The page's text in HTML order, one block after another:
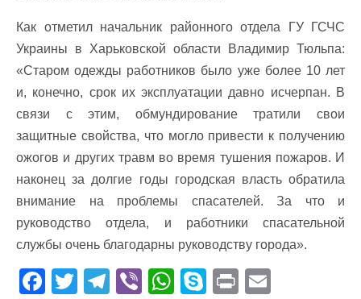
Как отметил начальник районного отдела ГУ ГСЧС
Украины в Харьковской области Владимир Тюльпа:
«Старом одежды работников было уже более 10 лет
и, конечно, срок их эксплуатации давно исчерпан. В
связи с этим, обмундирование тратили свои
защитные свойства, что могло привести к получению
ожогов и других травм во время тушения пожаров. И
наконец за долгие годы городская власть обратила
внимание на проблемы спасателей. За что и
руководство отдела, и работники спасательной
службы очень благодарны руководству города».
F T T Vi W S Pr